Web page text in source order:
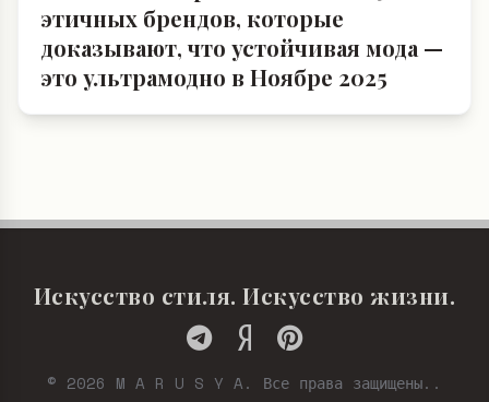
этичных брендов, которые
доказывают, что устойчивая мода —
это ультрамодно в Ноябре 2025
Искусство стиля. Искусство жизни.
© 2026 M A R U S Y A. Все права защищены..